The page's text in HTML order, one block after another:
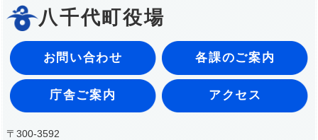
八千代町役場
お問い合わせ 各課のご案内
庁舎ご案内 アクセス
〒300-3592